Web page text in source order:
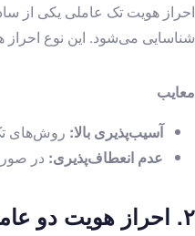
احراز هویت تک عاملی یکی از
شناسایی می‌شود. این نوع احراز
معایب
آسیب‌پذیری بالا: روش‌های
عدم انعطاف‌پذیری: در
۲. احراز هویت دو عاملی (Two-Factor Authentication)